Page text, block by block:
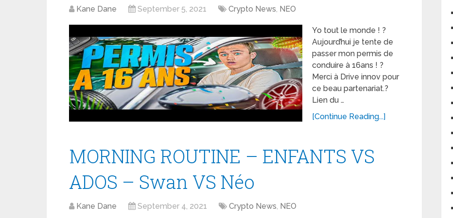
Kane Dane September 5, 2021 Crypto News, NEO
Yo tout le monde ! ?
Aujourd’hui je tente de
passer mon permis de
conduire à 16ans ! ?
Merci à Drive innov pour
ce beau partenariat.?
Lien du …
[Continue Reading...]
MORNING ROUTINE – ENFANTS VS
ADOS – Swan VS Néo
Kane Dane September 4, 2021 Crypto News, NEO